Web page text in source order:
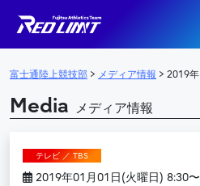
メインナビゲーション
富士通陸上競技部 > メディア情報 > 2019年
Media メディア情報
テレビ ／ TBS
2019年01月01日(火曜日) 8:30〜